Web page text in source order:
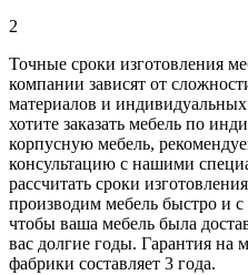
2
Точные сроки изготовления
компании зависят от
материалов и
хотите заказать мебель по
корпусную мебель,
консультацию с нашими
рассчитать сроки
производим мебель быстро и
чтобы ваша мебель была
вас долгие годы. Гарантия на
фабрики составляет 3 года.